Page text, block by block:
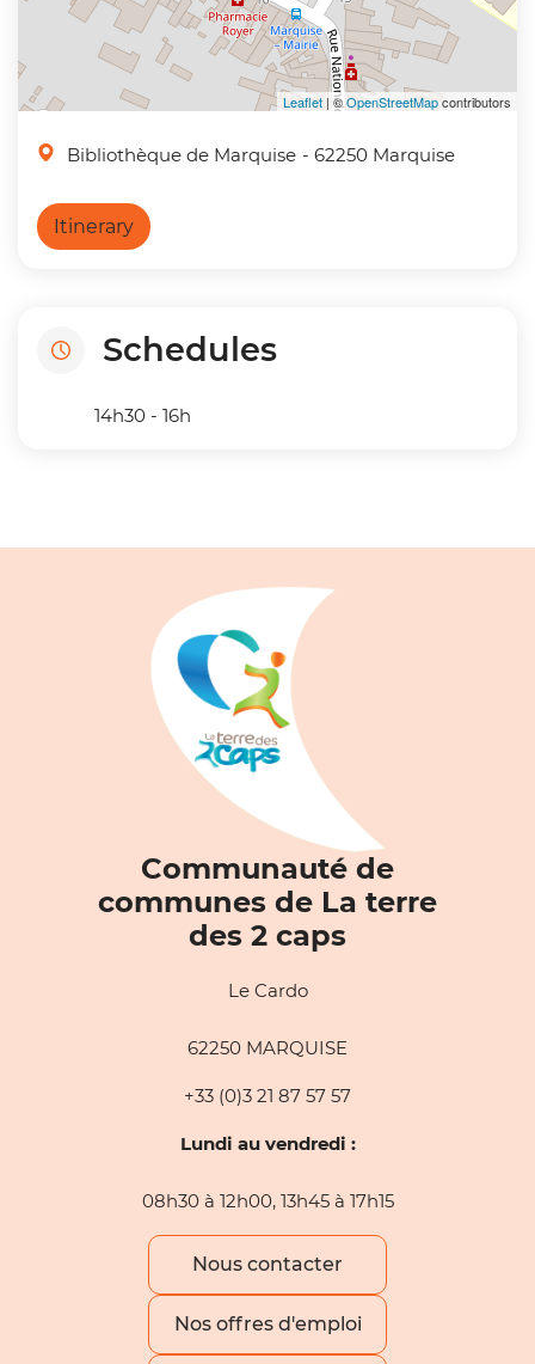
Leaflet | ©OpenStreetMapcontributors
Bibliothèque de Marquise - 62250 Marquise
Itinerary
Schedules
14h30 - 16h
Communauté de
communes de La terre
des 2 caps
Le Cardo
62250 MARQUISE
+33 (0)3 21 87 57 57
Lundi au vendredi :
08h30 à 12h00, 13h45 à 17h15
Nous contacter
Nos offres d'emploi